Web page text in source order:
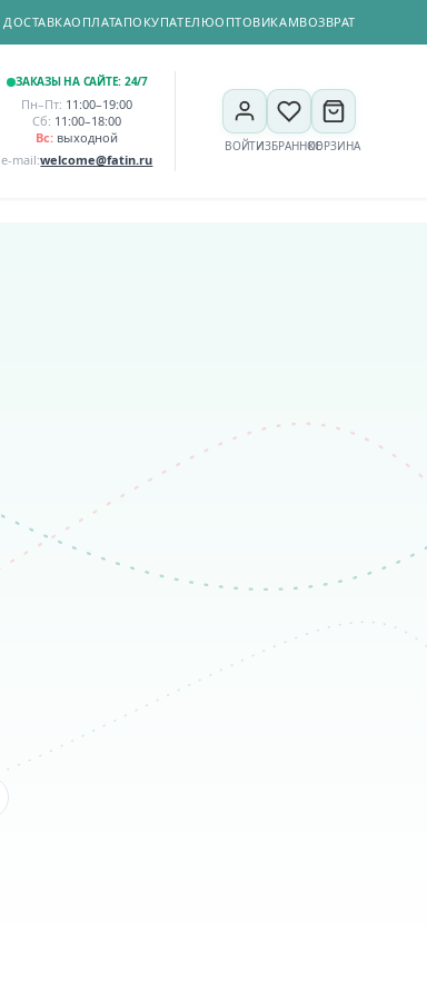
ДОСТАВКАОПЛАТАПОКУПАТЕЛЮОПТОВИКАМВОЗВРАТ
ЗАКАЗЫ НА САЙТЕ: 24/7
Пн–Пт: 11:00–19:00
Сб: 11:00–18:00
Вс: выходной
e-mail:welcome@fatin.ru
ВОЙТИИЗБРАННОЕКОРЗИНА